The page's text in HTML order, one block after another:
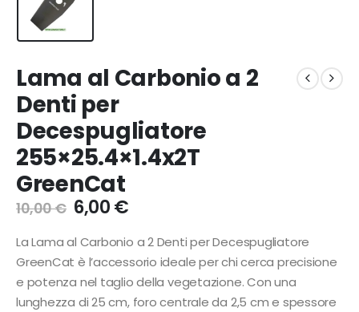
Lama al Carbonio a 2
Denti per
Decespugliatore
255×25.4×1.4x2T
GreenCat
10,00€ Il
prezzo
originale
era:
10,00 €.
6,00€Il
attuale
è:
6,00 €.
La Lama al Carbonio a 2 Denti per Decespugliatore
GreenCat è l’accessorio ideale per chi cerca precisione
e potenza nel taglio della vegetazione. Con una
lunghezza di 25 cm, foro centrale da 2,5 cm e spessore